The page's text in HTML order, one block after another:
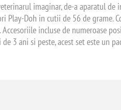
imaginar, de-a aparatul de
Play-Doh in cutii de 56 de grame.
incluse de numeroase
3 ani si peste, acest set este un